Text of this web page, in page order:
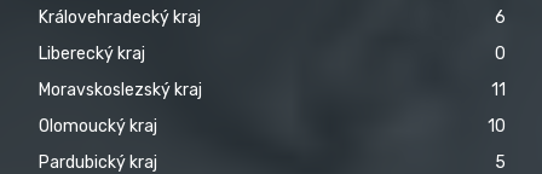
Královehradecký kraj
6
Liberecký kraj
0
Moravskoslezský kraj
11
Olomoucký kraj
10
Pardubický kraj
5